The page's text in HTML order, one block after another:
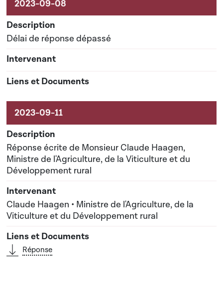
Délai de réponse dépassé
Réponse écrite de Monsieur Claude Haagen,
Ministre de l'Agriculture, de la Viticulture et du
Développement rural
Claude Haagen • Ministre de l'Agriculture, de la
Viticulture et du Développement rural
Réponse